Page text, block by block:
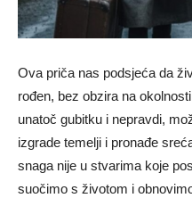
Ova priča nas podsjeća da
rođen, bez obzira na
unatoč gubitku i nepravdi,
izgrade temelji i pronađe
snaga nije u stvarima koje
suočimo s životom i